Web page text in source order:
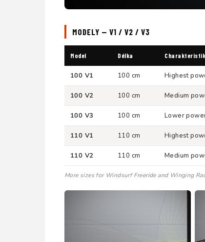
MODELY — V1 / V2 / V3
Model Délka
100 V1 100 cm Highest
100 V2 100 cm Medium
100 V3 100 cm Lower
110 V1 110 cm Highest
110 V2 110 cm Medium
More sizes for Windsurf Freeride and Winging